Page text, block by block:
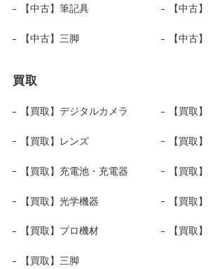
【中古】筆記具 【中古
【中古】三脚 【中古
買取
【買取】デジタルカメラ 【買取
【買取】レンズ 【買取
【買取】充電池・充電器 【買取
【買取】光学機器 【買取
【買取】プロ機材 【買取
【買取】三脚